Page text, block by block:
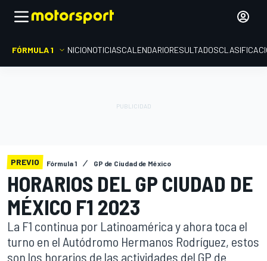
FÓRMULA 1 INICIONOTICIASCALENDARIORESULTADOS
PREVIO Fórmula 1 GP de Ciudad de México
HORARIOS DEL GP CIUDAD DE
MÉXICO F1 2023
La F1 continua por Latinoamérica y ahora toca el
turno en el Autódromo Hermanos Rodríguez, estos
son los horarios de las actividades del GP de